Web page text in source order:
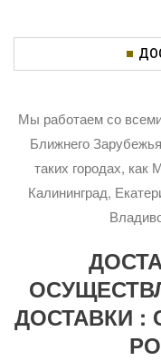
Мы работаем со
Ближнего
таких городах, как
Калининград,
ДОСТАВКИ :